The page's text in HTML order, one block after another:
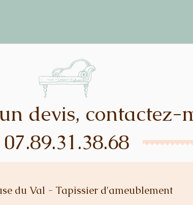
devis, contactez-
07.89.31.38.68
du Val - Tapissier d'ameublement